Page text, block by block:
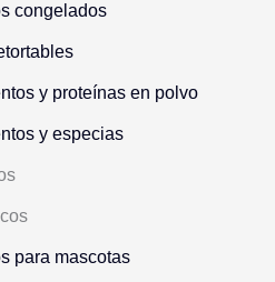
congelados
y proteínas en polvo
y especias
para mascotas